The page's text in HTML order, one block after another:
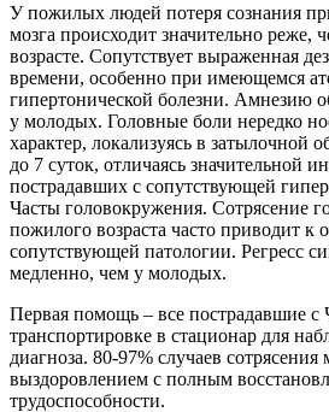
У пожилых людей потеря сознания
мозга происходит значительно реже,
возрасте. Сопутствует выраженная
времени, особенно при имеющемся
гипертонической болезни. Амнезию
у молодых. Головные боли нередко
характер, локализуясь в затылочной
до 7 суток, отличаясь значительной
пострадавших с сопутствующей
Часты головокружения. Сотрясение
пожилого возраста часто приводит к
сопутствующей патологии. Регресс
медленно, чем у молодых.
Первая помощь – все пострадавшие
транспортировке в стационар для
диагноза. 80-97% случаев сотрясения
выздоровлением с полным
трудоспособности.